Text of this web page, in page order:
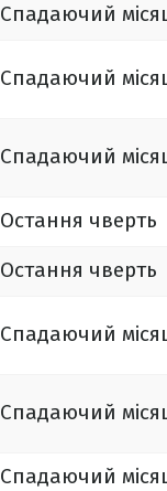
Спадаючий
Спадаючий
Спадаючий
Остання чверть
Остання чверть
Спадаючий
Спадаючий
Спадаючий